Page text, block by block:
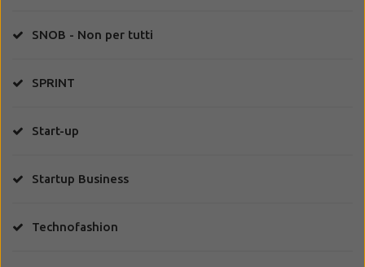
SNOB - Non per tutti
SPRINT
Start-up
Startup Business
Technofashion